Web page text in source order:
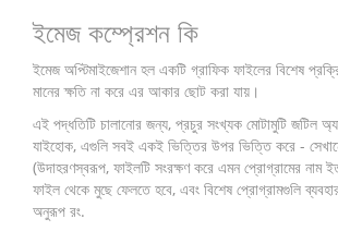
ইমেজ কম্প্রেশন কি
ইমেজ অপ্টিমাইজেশান হল একটি গ্রাফিক ফাইলের বিশেষ
মানের ক্ষতি না করে এর আকার ছোট করা যায়।
এই পদ্ধতিটি চালানোর জন্য, প্রচুর সংখ্যক মোটামুটি জটিল
যাইহোক, এগুলি সবই একই ভিত্তির উপর ভিত্তি করে -
(উদাহরণস্বরূপ, ফাইলটি সংরক্ষণ করে এমন প্রোগ্রামের নাম
ফাইল থেকে মুছে ফেলতে হবে, এবং বিশেষ প্রোগ্রামগুলি
অনুরূপ রং.